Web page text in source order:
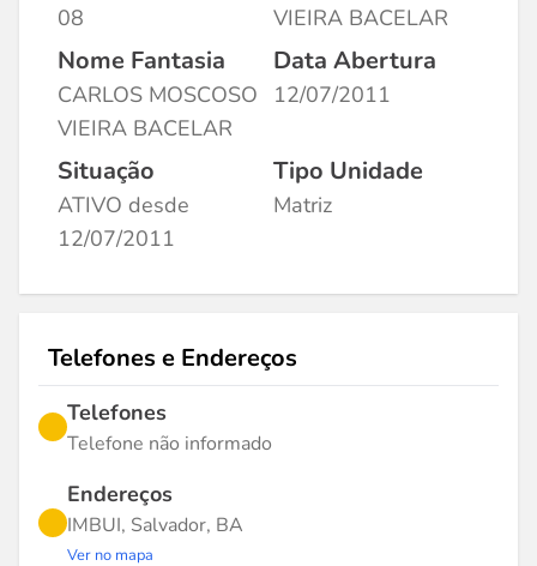
08
VIEIRA BACELAR
Nome Fantasia
CARLOS MOSCOSO
VIEIRA BACELAR
Data Abertura
12/07/2011
Situação
ATIVO desde
12/07/2011
Tipo Unidade
Matriz
Telefones e Endereços
Telefones
Telefone não informado
Endereços
IMBUI, Salvador, BA
Ver no mapa